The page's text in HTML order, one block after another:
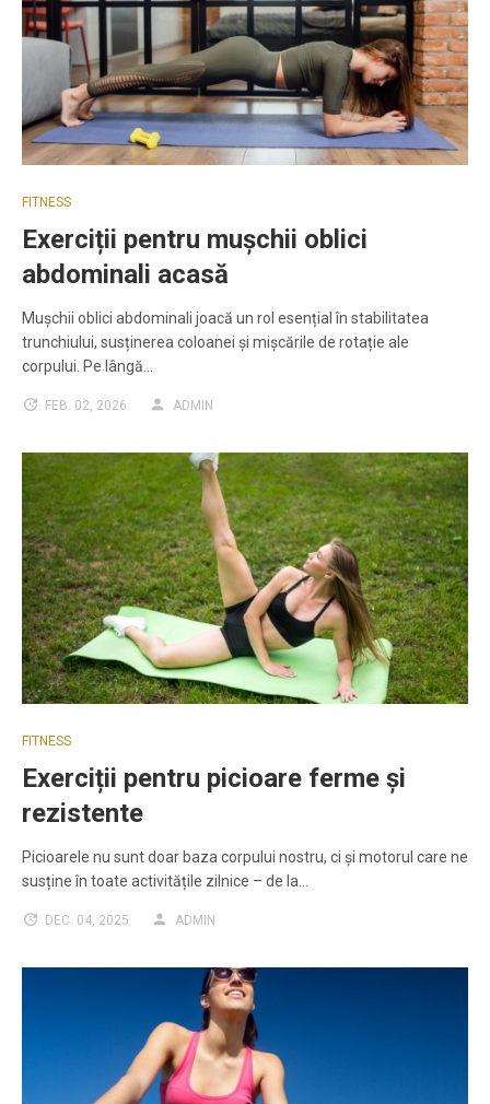
FITNESS
Exerciții pentru mușchii oblici
abdominali acasă
Mușchii oblici abdominali joacă un rol esențial în stabilitatea
trunchiului, susținerea coloanei și mișcările de rotație ale
corpului. Pe lângă…
FEB. 02, 2026 ADMIN
FITNESS
Exerciții pentru picioare ferme și
rezistente
Picioarele nu sunt doar baza corpului nostru, ci și motorul care ne
susține în toate activitățile zilnice – de la…
DEC. 04, 2025 ADMIN